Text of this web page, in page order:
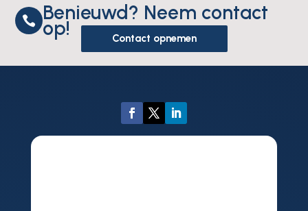
 Benieuwd? Neem contact
op! Contact opnemen